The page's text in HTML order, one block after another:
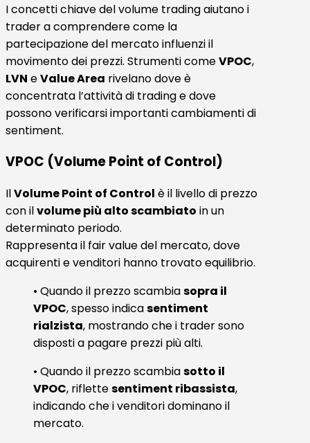
I concetti chiave del volume trading aiutano i
trader a comprendere come la
partecipazione del mercato influenzi il
movimento dei prezzi. Strumenti comeVPOC,
LVN eValue Area rivelano dove è
concentrata l’attività di trading e dove
possono verificarsi importanti cambiamenti di
sentiment.
VPOC (Volume Point of Control)
IlVolume Point of Control è il livello di prezzo
con ilvolume più alto scambiato in un
determinato periodo.
Rappresenta il fair value del mercato, dove
acquirenti e venditori hanno trovato equilibrio.
• Quando il prezzo scambiasopra il
VPOC, spesso indicasentiment
rialzista, mostrando che i trader sono
disposti a pagare prezzi più alti.
• Quando il prezzo scambiasotto il
VPOC, riflettesentiment ribassista,
indicando che i venditori dominano il
mercato.